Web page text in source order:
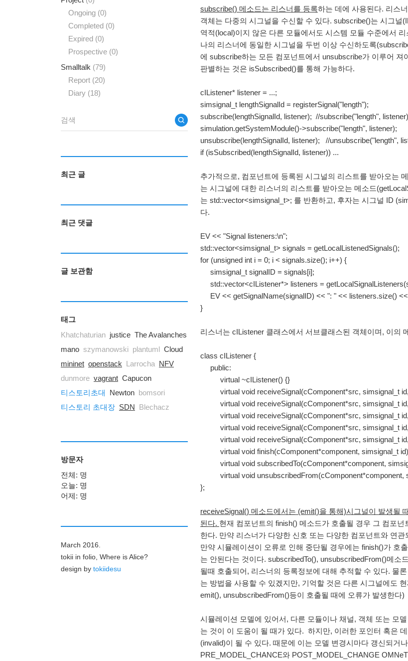
subscribe() 메소드는 리스너를 등록하는 데에 사용된다. 리스
객체는 다중의 시그널을 수신할 수 있다. subscribe()는 시그
역적(local)이지 않은 다른 모듈에서도 시스템 모듈 수준에서
나의 리스너에 동일한 시그널을 두번 이상 수신하도록
에 subscribe하는 모든 컴포넌트에서 unsubscribe가 이루어
판별하는 것은 isSubscribed()를 통해 가능하다.
cIListener* listener = ...;
simsignal_t lengthSignalId = registerSignal("length");
subscribe(lengthSignalId, listener); //subscribe("length",
simulation.getSystemModule()->subscribe("length", listener);
unsubscribe(lengthSignalId, listener); //unsubscribe("length",
if (isSubscribed(lengthSignalId, listener)) ...
추가적으로, 컴포넌트에 등록된 시그널의 리스트를 받아오는
는 시그널에 대한 리스너의 리스트를 받아오는 메소드
는 std::vector<simsignal_t>; 를 반환하고, 후자는 시그널 ID
다.
EV << "Signal listeners:\n";
std::vector<simsignal_t> signals = getLocalListenedSignals();
for (unsigned int i = 0; i < signals.size(); i++) {
simsignal_t signalID = signals[i];
std::vector<cIListener*> listeners =
EV << getSignalName(signalID) << ": " << listeners.size()
}
리스너는 cIListener 클래스에서 서브클래스된 객체이며, 이의
class cIListener {
public:
virtual ~cIListener() {}
virtual void receiveSignal(cComponent*src, simsignal_t id,
virtual void receiveSignal(cComponent*src, simsignal_t id,
virtual void receiveSignal(cComponent*src, simsignal_t id,
virtual void receiveSignal(cComponent*src, simsignal_t
virtual void receiveSignal(cComponent*src, simsignal_t id,
virtual void finish(cComponent*component, simsignal_t
virtual void subscribedTo(cComponent*component,
virtual void unsubscribedFrom(cComponent*component,
};
receiveSignal() 메소드에서는 (emit()을 통해)시그널이 발생될
된다. 현재 컴포넌트의 finish() 메소드가 호출될 경우 그 컴포
한다. 만약 리스너가 다양한 신호 또는 다양한 컴포넌트와 연
만약 시뮬레이션이 오류로 인해 중단될 경우에는 finish()가 호
는 안된다는 것이다. subscribedTo(), unsubscribedFrom()메
될때 호출되어, 리스너의 등록정보에 대해 추적할 수 있다. 물
는 방법을 사용할 수 있겠지만, 기억할 것은 다른 시그널에도
emit(), unsubscribedFrom()등이 호출될 때에 오류가 발생한다)
시뮬레이션 모델에 있어서, 다른 모듈이나 채널, 객체 또는 모
는 것이 이 도움이 될 때가 있다. 하지만, 이러한 포인터 혹은
(invalid)이 될 수 있다. 때문에 이는 모델 변경시마다 갱신되거
PRE_MODEL_CHANCE와 POST_MODEL_CHANGE
Ongoing (0)
Completed (0)
Expired (0)
Prospective (0)
Smalltalk (79)
Report (20)
Diary (18)
최근 글
최근 댓글
글 보관함
태그
Khatchaturian justice The Avalanches
mano szymanowski plantuml Cloud
mininet openstack Larrocha NFV
dunmore vagrant Capucon
티스토리초대
Newton bomsori
티스토리 초대장 SDN Blechacz
방문자
전체: 명
오늘: 명
어제: 명
March 2016.
tokii in folio, Where is Alice?
design by tokiidesu